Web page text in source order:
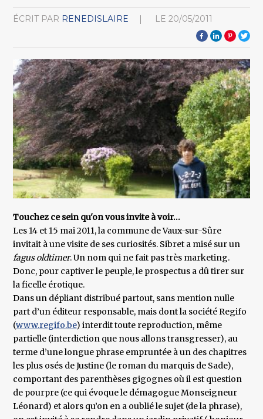
ÉCRIT PAR RENEDISLAIRE LE 20/05/2011
Touchez ce sein qu'on vous invite à voir…
Les 14 et 15 mai 2011, la commune de Vaux-sur-Sûre
invitait à une visite de ses curiosités. Sibret a misé sur un
fagus oldtimer. Un nom qui ne fait pas très marketing.
Donc, pour captiver le peuple, le prospectus a dû tirer sur
la ficelle érotique.
Dans un dépliant distribué partout, sans mention nulle
part d’un éditeur responsable, mais dont la société Regifo
(www.regifo.be) interdit toute reproduction, même
partielle (interdiction que nous allons transgresser), au
terme d’une longue phrase empruntée à un des chapitres
les plus osés de Justine (le roman du marquis de Sade),
comportant des parenthèses gigognes où il est question
de pourpre (ce qui évoque le démagogue Monseigneur
Léonard) et alors qu’on en a oublié le sujet (de la phrase),